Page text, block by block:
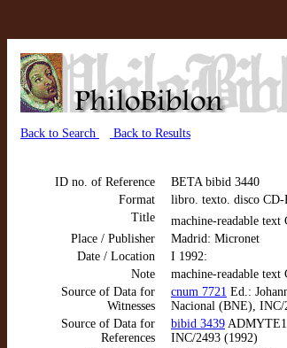
Back to Search Back to Results
ID no. of Reference
BETA bibid 3440
Format
libro. texto. disco CD-
Title
machine-readable
Place / Publisher
Madrid: Micronet
Date / Location
I 1992:
Note
machine-readable text
Source of Data for
Witnesses
cnum 7721 Ed.:
Nacional (BNE),
Source of Data for
References
bibid 3439 ADMYTE1
INC/2493 (1992)